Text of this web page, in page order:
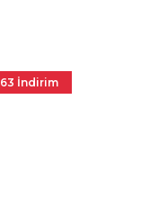
63 İndirim